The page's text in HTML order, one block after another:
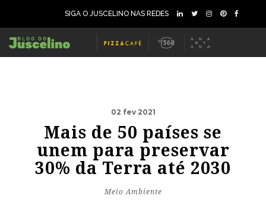
SIGA O JUSCELINO NAS REDES
02 fev 2021
Mais de 50 países se
unem para preservar
30% da Terra até 2030
Meio Ambiente